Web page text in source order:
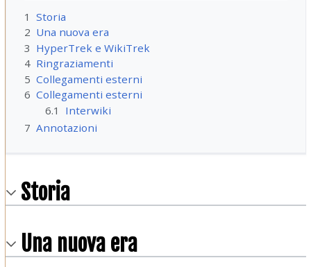
1 Storia
2 Una nuova era
3 HyperTrek e WikiTrek
4 Ringraziamenti
5 Collegamenti esterni
6 Collegamenti esterni
6.1
Interwiki
7 Annotazioni
Storia
Una nuova era